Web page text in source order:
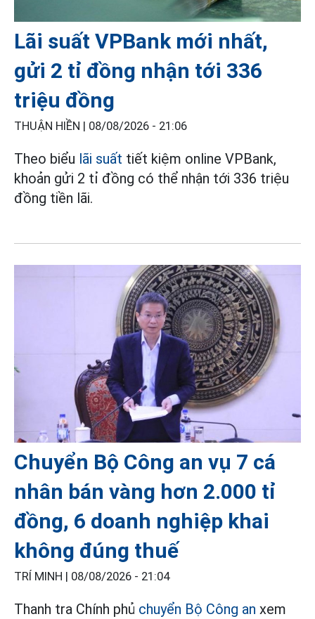
Lãi suất VPBank mới nhất,
gửi 2 tỉ đồng nhận tới 336
triệu đồng
THUẬN HIỀN | 08/08/2026 - 21:06
Theo biểu lãi suất tiết kiệm online VPBank,
khoản gửi 2 tỉ đồng có thể nhận tới 336 triệu
đồng tiền lãi.
Chuyển Bộ Công an vụ 7 cá
nhân bán vàng hơn 2.000 tỉ
đồng, 6 doanh nghiệp khai
không đúng thuế
TRÍ MINH | 08/08/2026 - 21:04
Thanh tra Chính phủ chuyển Bộ Công an xem